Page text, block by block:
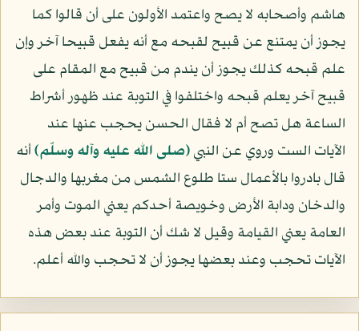
هاشم وأصحابه لا يصح واعتمد الأولون على أن قالوا كما
يجوز أن يمتنع عن قبيح لقبحه مع أنه يفعل قبيحا آخر وإن
علم قبحه كذلك يجوز أن يندم من قبيح مع المقام على
قبيح آخر يعلم قبحه واختلفوا في التوبة عند ظهور أشراط
الساعة هل تصح أم لا فقال الحسن يحجب عنها عند
الآيات الست وروي عن النبي(صلى الله عليه وآله وسلّم)أنه
قال بادروا بالأعمال ستا طلوع الشمس من مغربها والدجال
والدخان ودابة الأرض وخويصة أحدكم يعني الموت وأمر
العامة يعني القيامة وقيل لا شك أن التوبة عند بعض هذه
الآيات تحجب وعند بعضها يجوز أن لا تحجب والله أعلم.